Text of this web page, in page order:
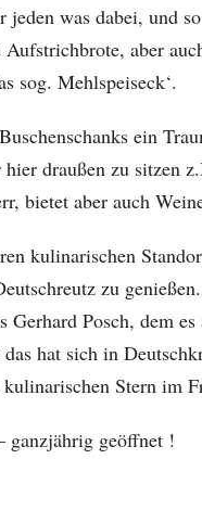
was dabei, und
aber
sog. Mehlspeiseck‘.
ein
draußen zu sitzen
bietet aber auch
kulinarischen
zu
Posch, dem
hat sich in
Stern im
ganzjährig geöffnet !